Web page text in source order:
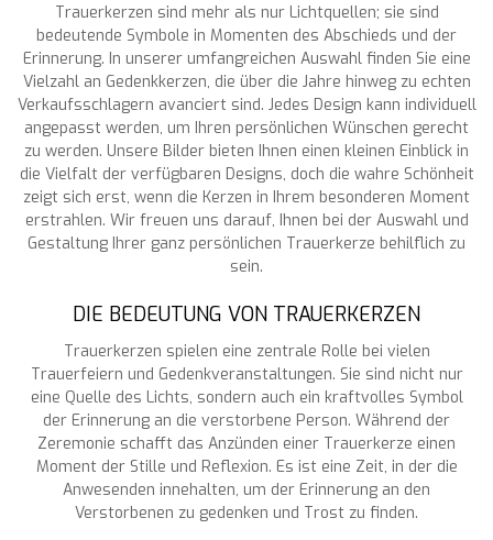
Trauerkerzen sind mehr als nur Lichtquellen; sie sind
bedeutende Symbole in Momenten des Abschieds und der
Erinnerung. In unserer umfangreichen Auswahl finden Sie eine
Vielzahl an Gedenkkerzen, die über die Jahre hinweg zu echten
Verkaufsschlagern avanciert sind. Jedes Design kann individuell
angepasst werden, um Ihren persönlichen Wünschen gerecht
zu werden. Unsere Bilder bieten Ihnen einen kleinen Einblick in
die Vielfalt der verfügbaren Designs, doch die wahre Schönheit
zeigt sich erst, wenn die Kerzen in Ihrem besonderen Moment
erstrahlen. Wir freuen uns darauf, Ihnen bei der Auswahl und
Gestaltung Ihrer ganz persönlichen Trauerkerze behilflich zu
sein.
DIE BEDEUTUNG VON TRAUERKERZEN
Trauerkerzen spielen eine zentrale Rolle bei vielen
Trauerfeiern und Gedenkveranstaltungen. Sie sind nicht nur
eine Quelle des Lichts, sondern auch ein kraftvolles Symbol
der Erinnerung an die verstorbene Person. Während der
Zeremonie schafft das Anzünden einer Trauerkerze einen
Moment der Stille und Reflexion. Es ist eine Zeit, in der die
Anwesenden innehalten, um der Erinnerung an den
Verstorbenen zu gedenken und Trost zu finden.